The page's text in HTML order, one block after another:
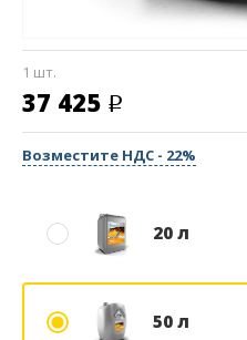
1 шт.
37 425
Возместите НДС - 22%
20 л
50 л